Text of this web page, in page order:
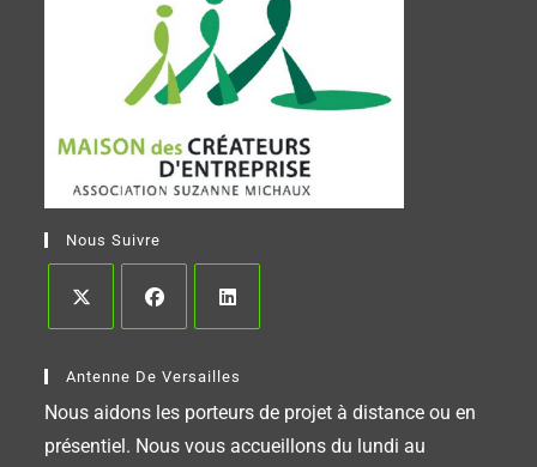
Nous Suivre
Antenne De Versailles
Nous aidons les porteurs de projet à distance ou en
présentiel. Nous vous accueillons du lundi au